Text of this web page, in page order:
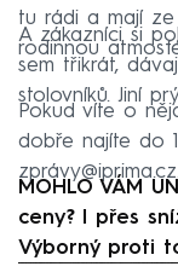
tu rádi a mají
rodinnou
A zákazníci si
sem třikrát,
stolovníků. Jiní
Pokud víte o
dobře najíte do
MOHLO VÁM
ceny? I přes
Výborný proti